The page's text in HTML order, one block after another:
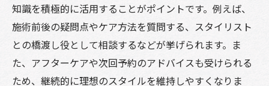
美容室で失敗しない相談内容のまとめ方
美容室コンシェルジュのカウンセリング実
例
納得のヘアスタイルを手に入れる秘訣とは
知識を積極的に活用することがポイントです。例えば、
施術前後の疑問点やケア方法を質問する、スタイリスト
との橋渡し役として相談するなどが挙げられます。ま
た、アフターケアや次回予約のアドバイスも受けられる
ため、継続的に理想のスタイルを維持しやすくなりま